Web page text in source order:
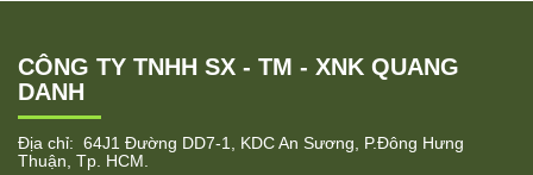
CÔNG TY TNHH SX - TM - XNK QUANG
DANH
Địa chỉ: 64J1 Đường DD7-1, KDC An Sương, P.Đông Hưng
Thuận, Tp. HCM.